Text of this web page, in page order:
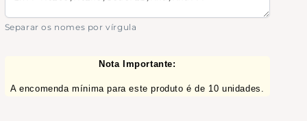
Separar os nomes por vírgula
Nota Importante:
A encomenda mínima para este produto é de 10 unidades.